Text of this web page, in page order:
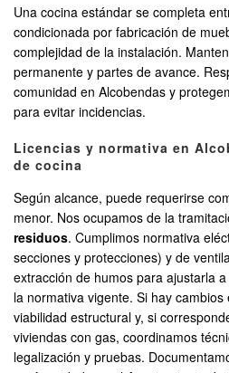
Una cocina estándar se completa
condicionada por fabricación de
complejidad de la instalación.
permanente y partes de avance.
comunidad en Alcobendas y
para evitar incidencias.
Licencias y normativa en
de cocina
Según alcance, puede requerirse
menor. Nos ocupamos de la
residuos. Cumplimos normativa
secciones y protecciones) y de
extracción de humos para ajustarla
la normativa vigente. Si hay
viabilidad estructural y, si
viviendas con gas, coordinamos
legalización y pruebas.